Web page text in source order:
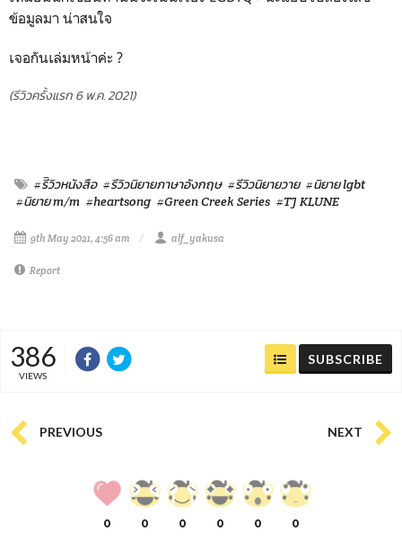
ข้อมูลมา น่าสนใจ
เจอกันเล่มหน้าค่ะ ?
(รีวิวครั้งแรก 6 พ.ค. 2021)
#รีิวิวหนังสือ #รีวิวนิยายภาษาอังกฤษ #รีวิวนิยายวาย #นิยาย lgbt
#นิยาย m/m #heartsong #Green Creek Series #TJ KLUNE
9th May 2021, 4:56 am alf_yakusa
Report
386
VIEWS
SUBSCRIBE
PREVIOUS NEXT
0 0 0 0 0 0